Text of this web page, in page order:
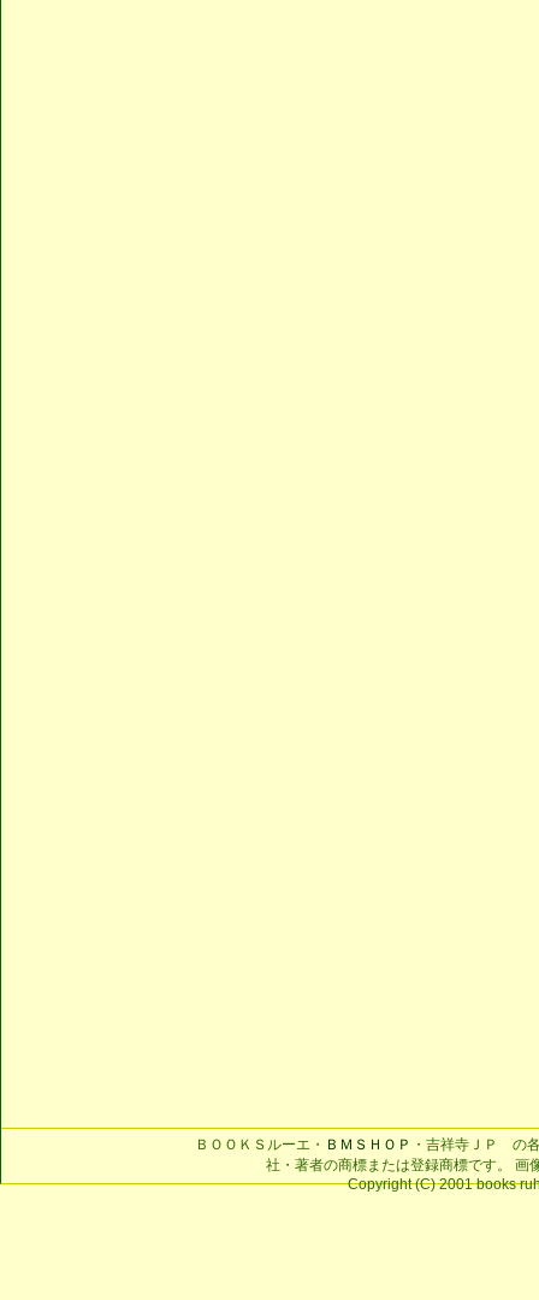
ＢＯＯＫＳルーエ・ ＢＭＳＨＯＰ ・吉祥寺ＪＰ の
社・著者の商標または登録商標です。 画
Copyright (C) 2001 books